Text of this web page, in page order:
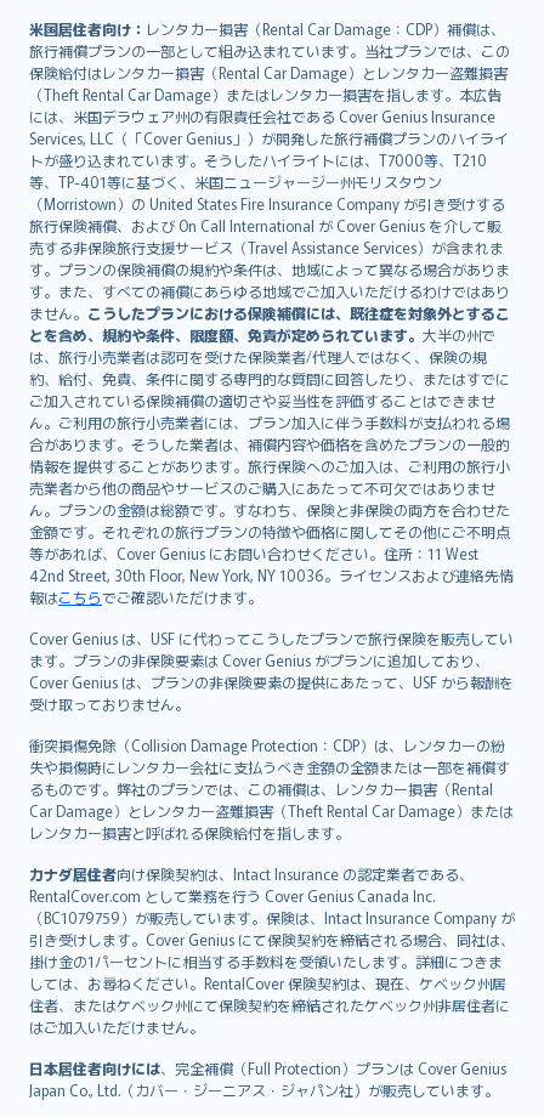
米国居住者向け： レンタカー損害（Rental Car Damage：CDP）補償は、
旅行補償プランの一部として組み込まれています。当社プランでは、この
保険給付はレンタカー損害（Rental Car Damage）とレンタカー盗難損害
（Theft Rental Car Damage）またはレンタカー損害を指します。本広告
には、米国デラウェア州の有限責任会社である Cover Genius Insurance
Services, LLC（「Cover Genius」）が開発した旅行補償プランのハイライ
トが盛り込まれています。そうしたハイライトには、T7000等、T210
等、TP-401等に基づく、米国ニュージャージー州モリスタウン
（Morristown）の United States Fire Insurance Company が引き受けする
旅行保険補償、および On Call International が Cover Genius を介して販
売する非保険旅行支援サービス（Travel Assistance Services）が含まれま
す。プランの保険補償の規約や条件は、地域によって異なる場合がありま
す。また、すべての補償にあらゆる地域でご加入いただけるわけではあり
ません。 こうしたプランにおける保険補償には、既往症を対象外とするこ
とを含め、規約や条件、限度額、免責が定められています。 大半の州で
は、旅行小売業者は認可を受けた保険業者/代理人ではなく、保険の規
約、給付、免責、条件に関する専門的な質問に回答したり、またはすでに
ご加入されている保険補償の適切さや妥当性を評価することはできませ
ん。ご利用の旅行小売業者には、プラン加入に伴う手数料が支払われる場
合があります。そうした業者は、補償内容や価格を含めたプランの一般的
情報を提供することがあります。旅行保険へのご加入は、ご利用の旅行小
売業者から他の商品やサービスのご購入にあたって不可欠ではありませ
ん。プランの金額は総額です。すなわち、保険と非保険の両方を合わせた
金額です。それぞれの旅行プランの特徴や価格に関してその他にご不明点
等があれば、Cover Genius にお問い合わせください。住所：11 West
42nd Street, 30th Floor, New York, NY 10036。ライセンスおよび連絡先情
報はこちらでご確認いただけます。
Cover Genius は、USF に代わってこうしたプランで旅行保険を販売してい
ます。プランの非保険要素は Cover Genius がプランに追加しており、
Cover Genius は、プランの非保険要素の提供にあたって、USF から報酬を
受け取っておりません。
衝突損傷免除（Collision Damage Protection：CDP）は、レンタカーの紛
失や損傷時にレンタカー会社に支払うべき金額の全額または一部を補償す
るものです。弊社のプランでは、この補償は、レンタカー損害（Rental
Car Damage）とレンタカー盗難損害（Theft Rental Car Damage）または
レンタカー損害と呼ばれる保険給付を指します。
カナダ居住者向け保険契約は、Intact Insurance の認定業者である、
RentalCover.com として業務を行う Cover Genius Canada Inc.
（BC1079759）が販売しています。保険は、Intact Insurance Company が
引き受けします。Cover Genius にて保険契約を締結される場合、同社は、
掛け金の1パーセントに相当する手数料を受領いたします。詳細につきま
しては、お尋ねください。RentalCover 保険契約は、現在、ケベック州居
住者、またはケベック州にて保険契約を締結されたケベック州非居住者に
はご加入いただけません。
日本居住者向けには、完全補償（Full Protection）プランは Cover Genius
Japan Co., Ltd.（カバー・ジーニアス・ジャパン社）が販売しています。